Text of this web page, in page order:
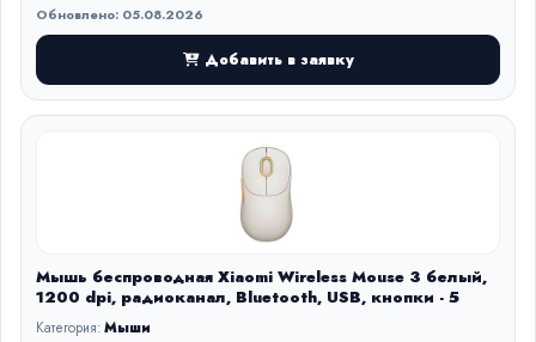
Обновлено: 05.08.2026
Добавить в заявку
Мышь беспроводная Xiaomi Wireless Mouse 3 белый,
1200 dpi, радиоканал, Bluetooth, USB, кнопки - 5
Категория:Мыши